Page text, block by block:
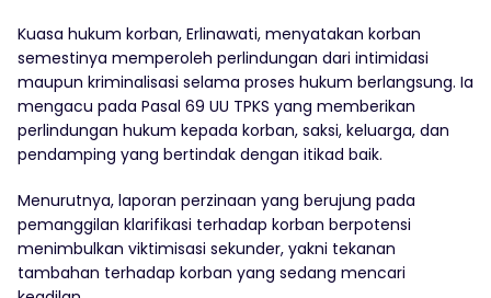
Kuasa hukum korban, Erlinawati, menyatakan korban
semestinya memperoleh perlindungan dari intimidasi
maupun kriminalisasi selama proses hukum berlangsung. Ia
mengacu pada Pasal 69 UU TPKS yang memberikan
perlindungan hukum kepada korban, saksi, keluarga, dan
pendamping yang bertindak dengan itikad baik.
Menurutnya, laporan perzinaan yang berujung pada
pemanggilan klarifikasi terhadap korban berpotensi
menimbulkan viktimisasi sekunder, yakni tekanan
tambahan terhadap korban yang sedang mencari